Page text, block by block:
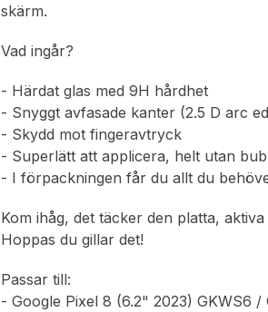
skärm.
Vad ingår?
- Härdat glas med 9H hårdhet
- Snyggt avfasade kanter (2.5 D arc
- Skydd mot fingeravtryck
- Superlätt att applicera, helt utan
- I förpackningen får du allt du
Kom ihåg, det täcker den platta,
Hoppas du gillar det!
Passar till:
- Google Pixel 8 (6.2" 2023) GKWS6